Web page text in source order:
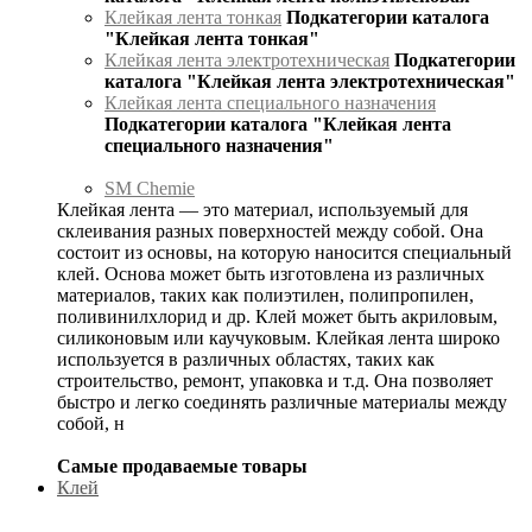
Клейкая лента тонкая Подкатегории каталога
"Клейкая лента тонкая"
Клейкая лента электротехническая Подкатегории
каталога "Клейкая лента электротехническая"
Клейкая лента специального назначения
Подкатегории каталога "Клейкая лента
специального назначения"
SM Chemie
Клейкая лента — это материал, используемый для
склеивания разных поверхностей между собой. Она
состоит из основы, на которую наносится специальный
клей. Основа может быть изготовлена из различных
материалов, таких как полиэтилен, полипропилен,
поливинилхлорид и др. Клей может быть акриловым,
силиконовым или каучуковым. Клейкая лента широко
используется в различных областях, таких как
строительство, ремонт, упаковка и т.д. Она позволяет
быстро и легко соединять различные материалы между
собой, н
Самые продаваемые товары
Клей